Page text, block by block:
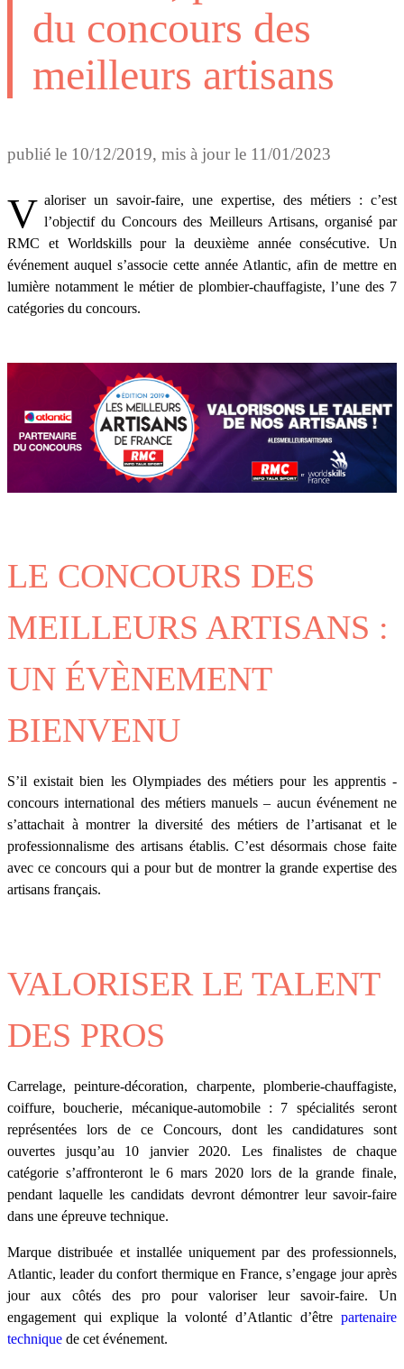
du concours des
meilleurs artisans
publié le 10/12/2019, mis à jour le 11/01/2023
Valoriser un savoir-faire, une expertise, des métiers : c’est l’objectif du Concours des Meilleurs Artisans, organisé par
RMC et Worldskills pour la deuxième année consécutive. Un
événement auquel s’associe cette année Atlantic, afin de mettre en
lumière notamment le métier de plombier-chauffagiste, l’une des 7
catégories du concours.
LE CONCOURS DES
MEILLEURS ARTISANS :
UN ÉVÈNEMENT
BIENVENU
S’il existait bien les Olympiades des métiers pour les apprentis -
concours international des métiers manuels – aucun événement ne
s’attachait à montrer la diversité des métiers de l’artisanat et le
professionnalisme des artisans établis. C’est désormais chose faite
avec ce concours qui a pour but de montrer la grande expertise des
artisans français.
VALORISER LE TALENT
DES PROS
Carrelage, peinture-décoration, charpente, plomberie-chauffagiste,
coiffure, boucherie, mécanique-automobile : 7 spécialités seront
représentées lors de ce Concours, dont les candidatures sont
ouvertes jusqu’au 10 janvier 2020. Les finalistes de chaque
catégorie s’affronteront le 6 mars 2020 lors de la grande finale,
pendant laquelle les candidats devront démontrer leur savoir-faire
dans une épreuve technique.
Marque distribuée et installée uniquement par des professionnels,
Atlantic, leader du confort thermique en France, s’engage jour après
jour aux côtés des pro pour valoriser leur savoir-faire. Un
engagement qui explique la volonté d’Atlantic d’être partenaire
technique de cet événement.